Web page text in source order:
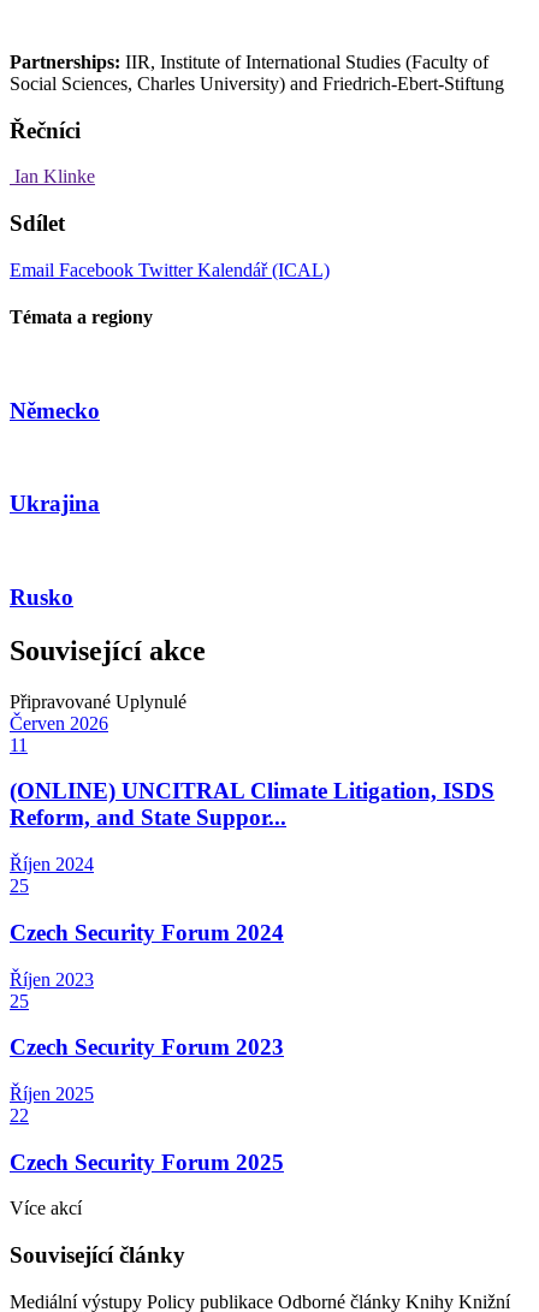
Partnerships: IIR, Institute of International Studies (Faculty of
Social Sciences, Charles University) and Friedrich-Ebert-Stiftung
Řečníci
Ian Klinke
Sdílet
Email Facebook TwitterKalendář (ICAL)
Témata a regiony
Německo
Ukrajina
Rusko
Související akce
Připravované Uplynulé
Červen 2026
11
(ONLINE) UNCITRAL Climate Litigation, ISDS
Reform, and State Suppor...
Říjen 2024
25
Czech Security Forum 2024
Říjen 2023
25
Czech Security Forum 2023
Říjen 2025
22
Czech Security Forum 2025
Více akcí
Související články
Mediální výstupy Policy publikace Odborné články Knihy Knižní